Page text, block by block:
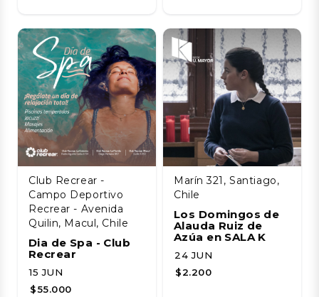
Club Recrear -
Campo Deportivo
Recrear - Avenida
Quilin, Macul, Chile
Dia de Spa - Club
Recrear
15 JUN
$55.000
Marín 321, Santiago,
Chile
Los Domingos de
Alauda Ruiz de
Azúa en SALA K
24 JUN
$2.200